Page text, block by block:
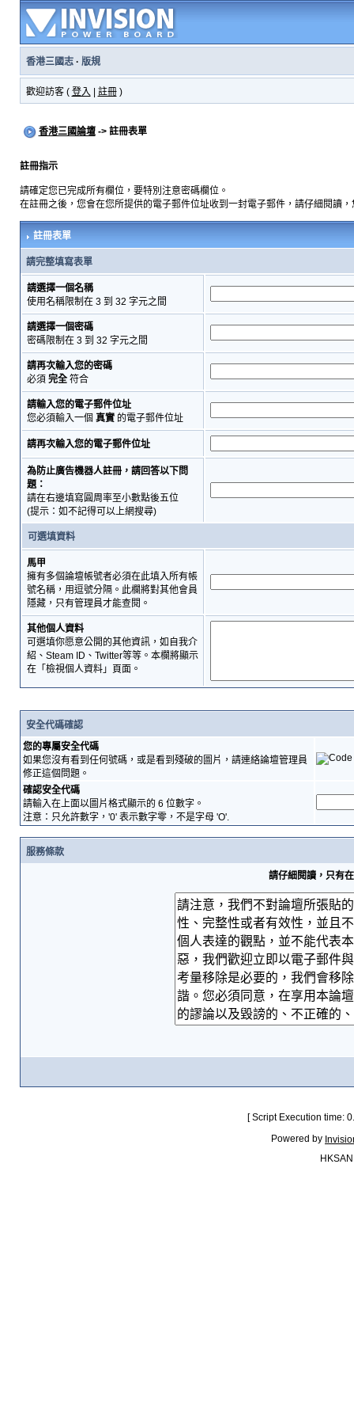
香港三國志· 版規
歡迎訪客 ( 登入 註冊)
香港三國論壇-> 註冊表單
註冊指示
請確定您已完成所有欄位，要特別注意密碼欄位。
在註冊之後，您會在您所提供的電子郵件位址收到一封電子郵件，請仔細閱讀
註冊表單
請完整填寫表單
請選擇一個名稱
使用名稱限制在 3 到 32 字元之間
請選擇一個密碼
密碼限制在 3 到 32 字元之間
請再次輸入您的密碼
必須 完全符合
請輸入您的電子郵件位址
您必須輸入一個 真實的電子郵件位址
請再次輸入您的電子郵件位址
為防止廣告機器人註冊，請回答以下問
題：
請在右邊填寫圓周率至小數點後五位
(提示：如不記得可以上網搜尋)
可選填資料
馬甲
擁有多個論壇帳號者必須在此填入所有帳
號名稱，用逗號分隔。此欄將對其他會員
隱藏，只有管理員才能查閱。
其他個人資料
可選填你愿意公開的其他資訊，如自我介
紹、Steam ID、Twitter等等。本欄將顯示
在「檢視個人資料」頁面。
安全代碼確認
您的專屬安全代碼
如果您沒有看到任何號碼，或是看到殘破的圖片，請連絡論壇管理員
修正這個問題。
確認安全代碼
請輸入在上面以圖片格式顯示的 6 位數字。
注意：只允許數字，'0' 表示數字零，不是字母 'O'.
服務條款
請仔細閱讀，只有
[ Script Execution time:
Powered by